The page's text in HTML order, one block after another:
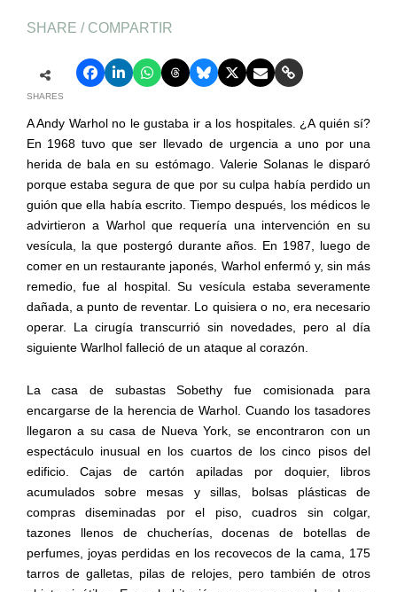
SHARE / COMPARTIR
SHARES
A Andy Warhol no le gustaba ir a los hospitales. ¿A quién sí?
En 1968 tuvo que ser llevado de urgencia a uno por una
herida de bala en su estómago. Valerie Solanas le disparó
porque estaba segura de que por su culpa había perdido un
guión que ella había escrito. Tiempo después, los médicos le
advirtieron a Warhol que requería una intervención en su
vesícula, la que postergó durante años. En 1987, luego de
comer en un restaurante japonés, Warhol enfermó y, sin más
remedio, fue al hospital. Su vesícula estaba severamente
dañada, a punto de reventar. Lo quisiera o no, era necesario
operar. La cirugía transcurrió sin novedades, pero al día
siguiente Warlhol falleció de un ataque al corazón.
La casa de subastas Sobethy fue comisionada para
encargarse de la herencia de Warhol. Cuando los tasadores
llegaron a su casa de Nueva York, se encontraron con un
espectáculo inusual en los cuartos de los cinco pisos del
edificio. Cajas de cartón apiladas por doquier, libros
acumulados sobre mesas y sillas, bolsas plásticas de
compras diseminadas por el piso, cuadros sin colgar,
tazones llenos de chucherías, docenas de botellas de
perfumes, joyas perdidas en los recovecos de la cama, 175
tarros de galletas, pilas de relojes, pero también de otros